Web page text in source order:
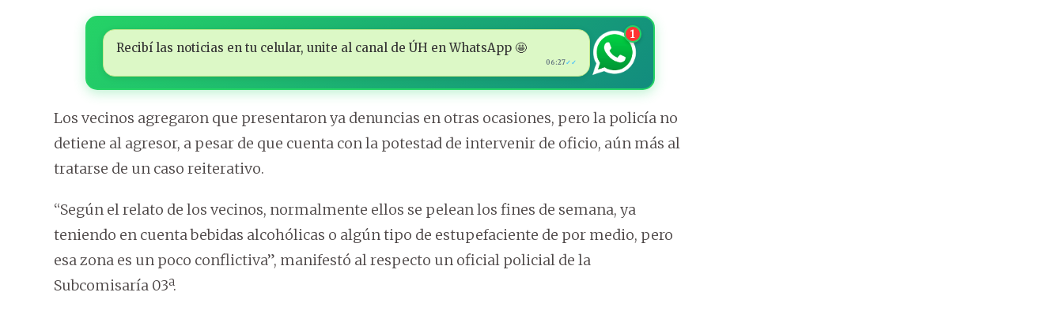
Recibí las noticias en tu celular, unite al canal de ÚH en WhatsApp 🤩
06:27✓✓
1
Los vecinos agregaron que presentaron ya denuncias en otras ocasiones, pero la policía no
detiene al agresor, a pesar de que cuenta con la potestad de intervenir de oficio, aún más al
tratarse de un caso reiterativo.
“Según el relato de los vecinos, normalmente ellos se pelean los fines de semana, ya
teniendo en cuenta bebidas alcohólicas o algún tipo de estupefaciente de por medio, pero
esa zona es un poco conflictiva”, manifestó al respecto un oficial policial de la
Subcomisaría 03ª.